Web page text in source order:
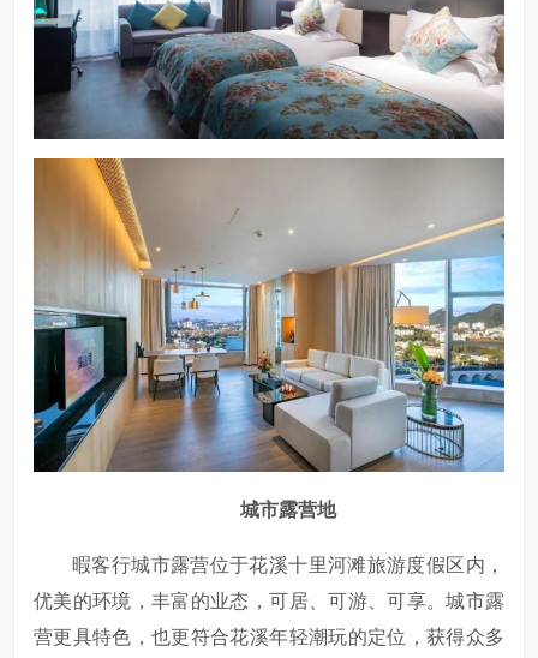
城市露营地
暇客行城市露营位于花溪十里河滩旅游度假区内，
优美的环境，丰富的业态，可居、可游、可享。城市露
营更具特色，也更符合花溪年轻潮玩的定位，获得众多